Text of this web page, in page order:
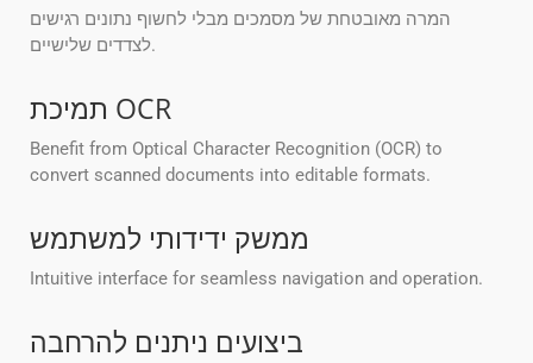
המרה מאובטחת של מסמכים מבלי לחשוף נתונים רגישים
לצדדים שלישיים.
תמיכת OCR
Benefit from Optical Character Recognition (OCR) to
convert scanned documents into editable formats.
ממשק ידידותי למשתמש
Intuitive interface for seamless navigation and operation.
ביצועים ניתנים להרחבה